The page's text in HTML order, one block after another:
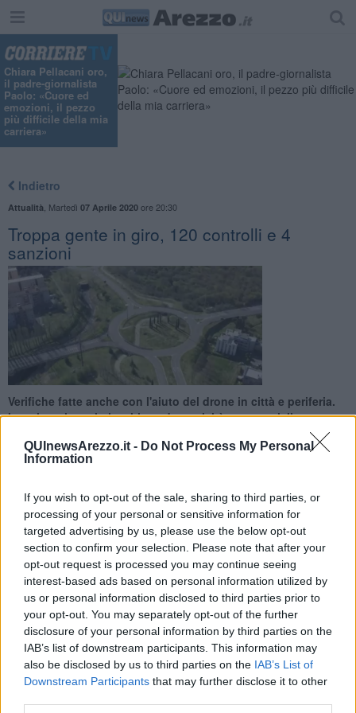
QUInewsArezzo.it - Do Not Process My Personal
Information
If you wish to opt-out of the sale, sharing to third parties, or
processing of your personal or sensitive information for
targeted advertising by us, please use the below opt-out
section to confirm your selection. Please note that after your
opt-out request is processed you may continue seeing
interest-based ads based on personal information utilized by
us or personal information disclosed to third parties prior to
your opt-out. You may separately opt-out of the further
disclosure of your personal information by third parties on the
IAB’s list of downstream participants. This information may
also be disclosed by us to third parties on the IAB’s List of
Downstream Participants that may further disclose it to other
Chiara Pellacani oro,
il padre-giornalista
Paolo: «Cuore ed
emozioni, il pezzo
più difficile della mia
carriera»
Indietro
Attualità Martedì 07 Aprile 2020ore 20:30
Troppa gente in giro, 120 controlli e 4
sanzioni
Verifiche fatte anche con l'aiuto del drone in città e periferia.
Ispezionati cantieri e chiuse due attività commerciali per
AREZZO —Proseguono i controlli della Polizia Municipale in città e
nelle periferie.
Oggi sono stati passati al setaccio alcuni cantieri, risultati in regola
con le disposizioni vigenti. Verificate anche molte attività
commerciali aperte. In due casi i Vigili hanno provveduto alla
chiusura per inosservanza delle norme sanitarie e ad altrettanti
esercenti sono state comminate sanzionati per il mancato rispetto
delle ordinanze.